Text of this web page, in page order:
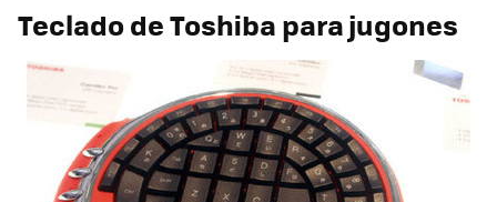
Teclado de Toshiba para jugones